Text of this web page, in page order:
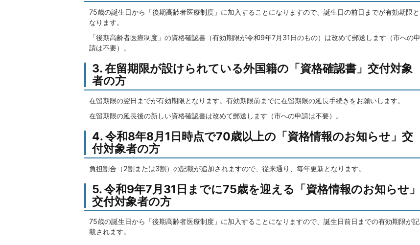
75歳の誕生日から「後期高齢者医療制度」に加入することになりますので、誕生日の前日までが有効期限と
なります。
「後期高齢者医療制度」の資格確認書（有効期限が令和9年7月31日のもの）は改めて郵送します（市への申
請は不要）。
3. 在留期限が設けられている外国籍の「資格確認書」交付対象
者の方
在留期限の翌日までが有効期限となります。有効期限前までに在留期限の延長手続きをお願いします。
在留期限の延長後の新しい資格確認書は改めて郵送します（市への申請は不要）。
4. 令和8年8月1日時点で70歳以上の「資格情報のお知らせ」交
付対象者の方
負担割合（2割または3割）の記載が追加されますので、従来通り、毎年更新となります。
5. 令和9年7月31日までに75歳を迎える「資格情報のお知らせ」
交付対象者の方
75歳の誕生日から「後期高齢者医療制度」に加入することになりますので、誕生日前日までの有効期限が記
載されます。